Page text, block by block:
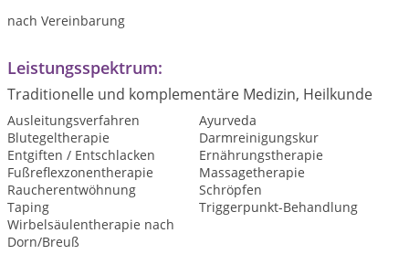
nach Vereinbarung
Leistungsspektrum:
Traditionelle und komplementäre Medizin, Heilkunde
Ausleitungsverfahren
Ayurveda
Blutegeltherapie
Darmreinigungskur
Entgiften / Entschlacken
Ernährungstherapie
Fußreflexzonentherapie
Massagetherapie
Raucherentwöhnung
Schröpfen
Taping
Triggerpunkt-Behandlung
Wirbelsäulentherapie nach
Dorn/Breuß